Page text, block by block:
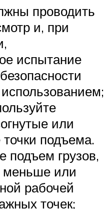
проводить
и, при
испытание
или
подъема.
подъем грузов,
меньше или
рабочей
точек;